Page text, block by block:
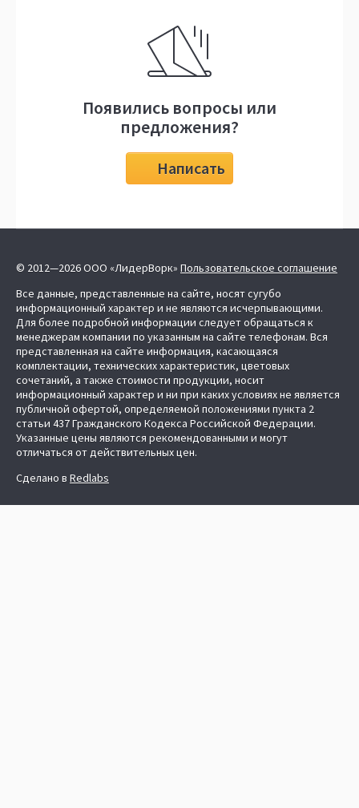
Появились вопросы или
предложения?
Написать
© 2012—2026 ООО «ЛидерВорк» Пользовательское соглашение
Все данные, представленные на сайте, носят сугубо
информационный характер и не являются исчерпывающими.
Для более подробной информации следует обращаться к
менеджерам компании по указанным на сайте телефонам. Вся
представленная на сайте информация, касающаяся
комплектации, технических характеристик, цветовых
сочетаний, а также стоимости продукции, носит
информационный характер и ни при каких условиях не является
публичной офертой, определяемой положениями пункта 2
статьи 437 Гражданского Кодекса Российской Федерации.
Указанные цены являются рекомендованными и могут
отличаться от действительных цен.
Сделано в Redlabs